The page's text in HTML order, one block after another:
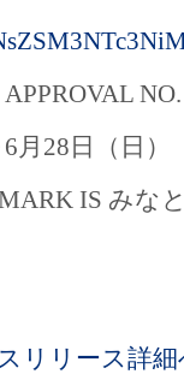
月28日（日）
IS みな
リリース詳